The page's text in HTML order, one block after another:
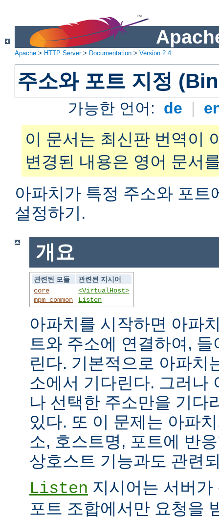
Apache > HTTP Server> Documentation > Version 2.4
주소와 포트 지정
가능한 언어: de |
이 문서는 최신판 번역이
변경된 내용은 영어 문서
아파치가 특정 주소와 포트
설정하기.
개요
관련된 모듈
관련된 지시어
core
mpm_common
<VirtualHost>
Listen
아파치를 시작하면 아파
트와 주소에 연결하여,
린다. 기본적으로 아파치
소에서 기다린다. 그러나
나 선택한 주소만을 기다
있다. 또 이 문제는 아파
소, 호스트명, 포트에 반
상호스트 기능과도 관련
Listen 지시어는 서버
포트 조합에서만 요청을